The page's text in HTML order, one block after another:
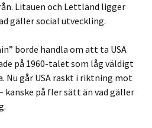
Litauen och Lettland ligger
gäller social utveckling.
borde handla om att ta USA
på 1960-talet som låg väldigt
Nu går USA raskt i riktning mot
kanske på fler sätt än vad gäller